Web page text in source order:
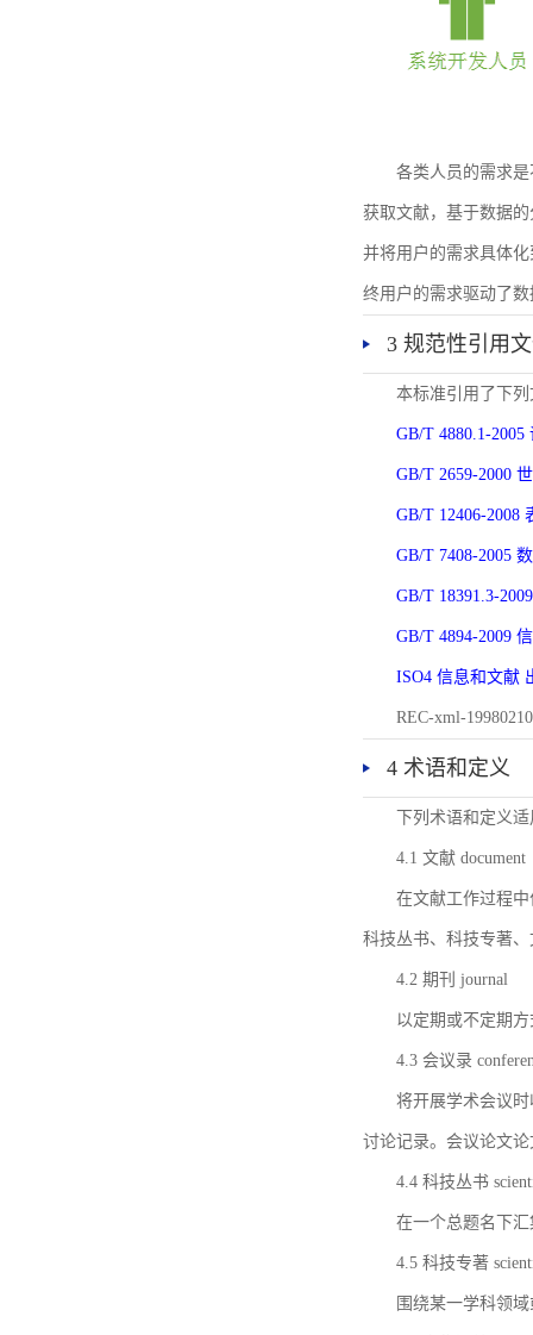
各类人员的需求
获取文献，基于数据
并将用户的需求具体
终用户的需求驱动了
3 规范性引用
本标准引用了下
GB/T 4880.1-
GB/T 2659-2000
GB/T 12406-2008
GB/T 7408-2005
GB/T 18391.3-
GB/T 4894-2009
ISO4 信息和文献
REC-xml-
4 术语和定义
下列术语和定义
4.1 文献 document
在文献工作过程
科技丛书、科技专著
4.2 期刊 journal
以定期或不定期
4.3 会议录
将开展学术会议
讨论记录。会议论文
4.4 科技丛书
在一个总题名下
4.5 科技专著
围绕某一学科领